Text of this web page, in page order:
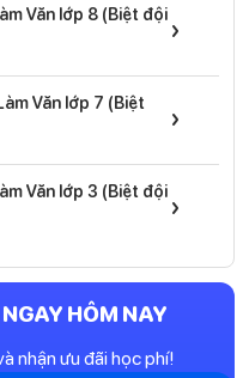
Văn lớp 8 (Biệt đội ›
Văn lớp 7 (Biệt
›
Văn lớp 3 (Biệt đội ›
HÔM NAY
nhận ưu đãi học phí!